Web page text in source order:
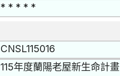
* * * * *
CNSL115016
115年度蘭陽老屋新生命計畫